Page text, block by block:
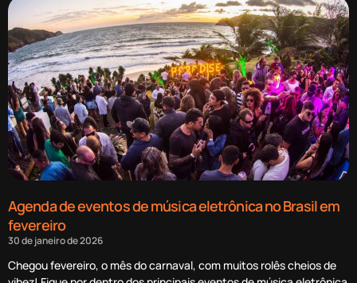
Agenda de eventos de música eletrônica no Brasil em
fevereiro
30 de janeiro de 2026
Chegou fevereiro, o mês do carnaval, com muitos rolês cheios de